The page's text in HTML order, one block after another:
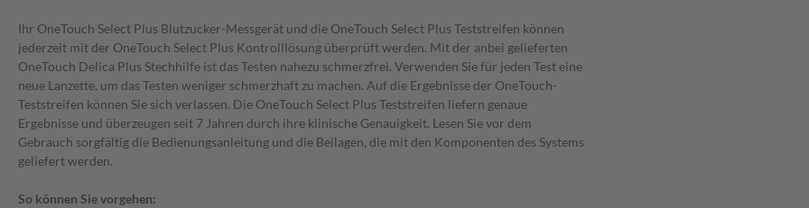
Ihr OneTouch Select Plus Blutzucker-Messgerät und die OneTouch Select Plus Teststreifen können
jederzeit mit der OneTouch Select Plus Kontrolllösung überprüft werden. Mit der anbei gelieferten
OneTouch Delica Plus Stechhilfe ist das Testen nahezu schmerzfrei. Verwenden Sie für jeden Test eine
neue Lanzette, um das Testen weniger schmerzhaft zu machen. Auf die Ergebnisse der OneTouch-
Teststreifen können Sie sich verlassen. Die OneTouch Select Plus Teststreifen liefern genaue
Ergebnisse und überzeugen seit 7 Jahren durch ihre klinische Genauigkeit. Lesen Sie vor dem
Gebrauch sorgfältig die Bedienungsanleitung und die Beilagen, die mit den Komponenten des Systems
geliefert werden.
So können Sie vorgehen: